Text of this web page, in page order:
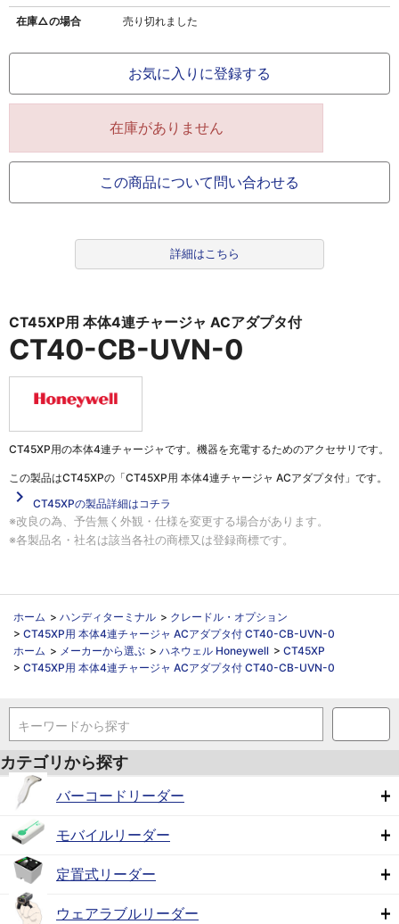
在庫△の場合 売り切れました
お気に入りに登録する
在庫がありません
この商品について問い合わせる
詳細はこちら
CT45XP用 本体4連チャージャ ACアダプタ付
CT40-CB-UVN-0
CT45XP用の本体4連チャージャです。機器を充電するためのアクセサリです。
この製品はCT45XPの「CT45XP用 本体4連チャージャ ACアダプタ付」 です。
navigate_next
CT45XPの製品詳細はコチラ
※改良の為、予告無く外観・仕様を変更する場合があります。
※各製品名・社名は該当各社の商標又は登録商標です。
ホーム > ハンディターミナル > クレードル・オプション
> CT45XP用 本体4連チャージャ ACアダプタ付 CT40-CB-UVN-0
ホーム > メーカーから選ぶ > ハネウェル Honeywell > CT45XP
> CT45XP用 本体4連チャージャ ACアダプタ付 CT40-CB-UVN-0
キーワードから探す
カテゴリから探す
バーコードリーダー
モバイルリーダー
定置式リーダー
ウェアラブルリーダー